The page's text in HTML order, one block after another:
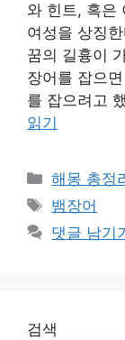
와 힌트, 혹은
여성을 상징
꿈의 길흉이
장어를 잡으
를 잡으려고
읽기
카
테
리
해몽 총정
태
그
뱀장어
댓글 남기
검색